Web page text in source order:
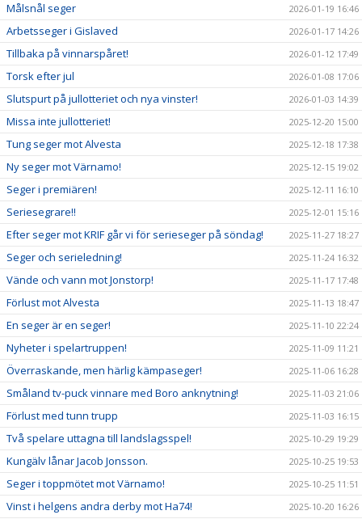
Målsnål seger 2026-01-19 16:46
Arbetsseger i Gislaved 2026-01-17 14:26
Tillbaka på vinnarspåret! 2026-01-12 17:49
Torsk efter jul 2026-01-08 17:06
Slutspurt på jullotteriet och nya vinster! 2026-01-03 14:39
Missa inte jullotteriet! 2025-12-20 15:00
Tung seger mot Alvesta 2025-12-18 17:38
Ny seger mot Värnamo! 2025-12-15 19:02
Seger i premiären! 2025-12-11 16:10
Seriesegrare!! 2025-12-01 15:16
Efter seger mot KRIF går vi för serieseger på söndag! 2025-11-27 18:27
Seger och serieledning! 2025-11-24 16:32
Vände och vann mot Jonstorp! 2025-11-17 17:48
Förlust mot Alvesta 2025-11-13 18:47
En seger är en seger! 2025-11-10 22:24
Nyheter i spelartruppen! 2025-11-09 11:21
Överraskande, men härlig kämpaseger! 2025-11-06 16:28
Småland tv-puck vinnare med Boro anknytning! 2025-11-03 21:06
Förlust med tunn trupp 2025-11-03 16:15
Två spelare uttagna till landslagsspel! 2025-10-29 19:29
Kungälv lånar Jacob Jonsson. 2025-10-25 19:53
Seger i toppmötet mot Värnamo! 2025-10-25 11:51
Vinst i helgens andra derby mot Ha74! 2025-10-20 16:26